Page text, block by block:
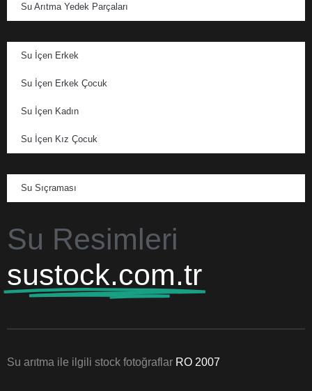
Su Arıtma Yedek Parçaları
Su İçen Erkek
Su İçen Erkek Çocuk
Su İçen Kadın
Su İçen Kız Çocuk
Su Sıçraması
Su Resimleri
sustock.com.tr
Su arıtma ile ilgili stock fotoğraflar RO 2007